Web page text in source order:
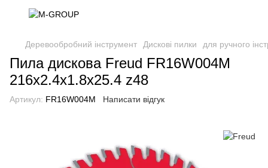
Деревообробний інструмент Дискові пилки для ручного
Пила дискова Freud FR16W004M
216x2.4x1.8x25.4 z48
Артикул: FR16W004M Написати відгук